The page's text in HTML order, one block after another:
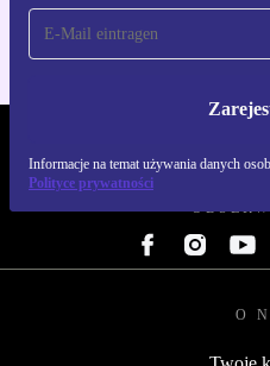
Informacje na temat używania danych
Polityce prywatności
O